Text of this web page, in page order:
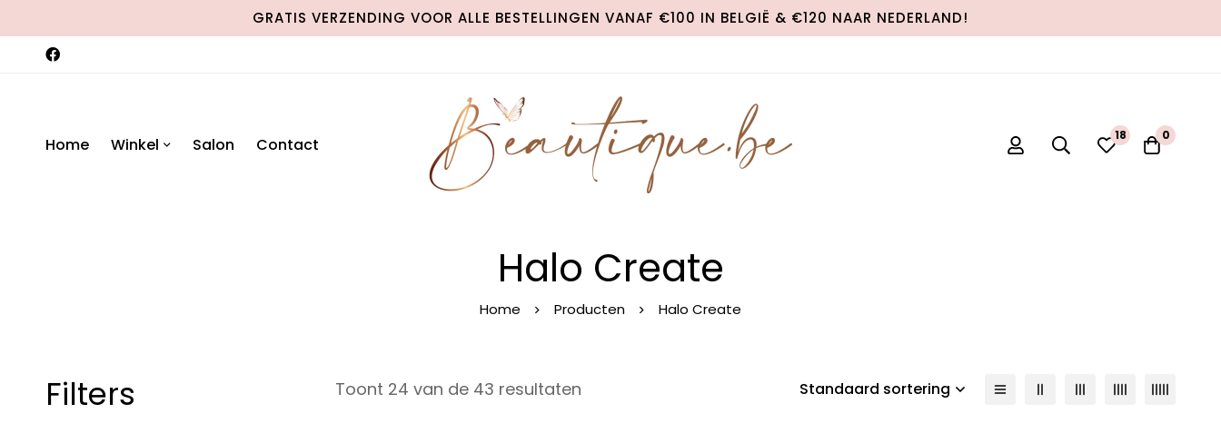
GRATIS VERZENDING VOOR ALLE BESTELLINGEN VANAF €100 IN BELGIË & €120 NAAR NEDERLAND!
Home Winkel Salon Contact 0 0
Halo Create
Home Producten Halo Create
Filters Toont 24 van de 43 resultaten Standaard sortering